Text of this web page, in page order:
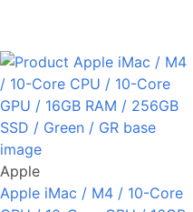
Apple
Apple iMac / M4 / 10-Core